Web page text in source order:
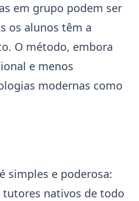
em grupo podem ser
os alunos têm a
O método, embora
e menos
modernas como
simples e poderosa:
tutores nativos de todo